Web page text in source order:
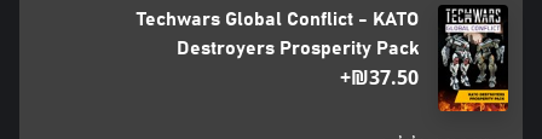
Techwars Global Conflict - KATO
Destroyers Prosperity Pack
‪₪‎37.50‬+